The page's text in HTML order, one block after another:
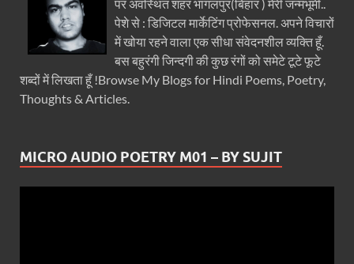
पर अवस्थित शहर भागलपुर(बिहार ) मेरी जन्मभूमी..
पेशे से : डिजिटल मार्केटिंग प्रोफेसनल. अपने विचारों
में खोया रहने वाला एक सीधा संवेदनशील व्यक्ति हूँ.
बस बहुरंगी जिन्दगी की कुछ रंगों को समेटे टूटे फूटे
शब्दों में लिखता हूँ !Browse My Blogs for Hindi Poems, Poetry,
Thoughts & Articles.
MICRO AUDIO POETRY M01 – BY SUJIT